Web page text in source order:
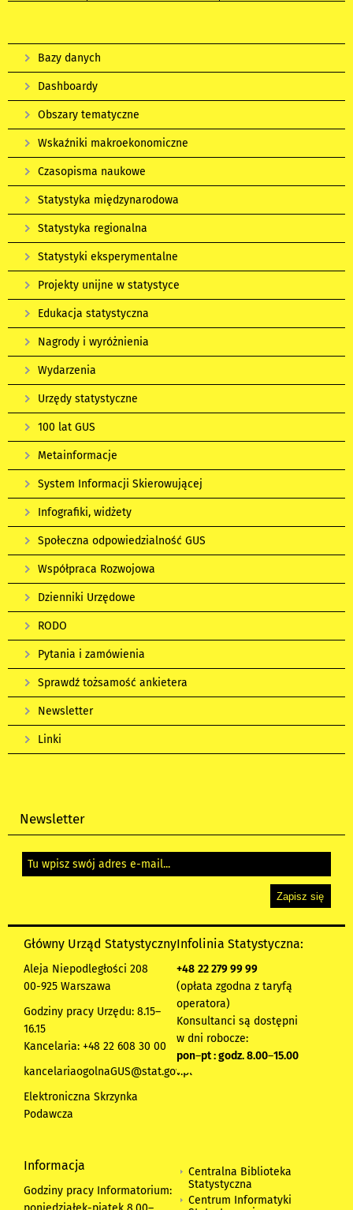
Bazy danych
Dashboardy
Obszary tematyczne
Wskaźniki makroekonomiczne
Czasopisma naukowe
Statystyka międzynarodowa
Statystyka regionalna
Statystyki eksperymentalne
Projekty unijne w statystyce
Edukacja statystyczna
Nagrody i wyróżnienia
Wydarzenia
Urzędy statystyczne
100 lat GUS
Metainformacje
System Informacji Skierowującej
Infografiki, widżety
Społeczna odpowiedzialność GUS
Współpraca Rozwojowa
Dzienniki Urzędowe
RODO
Pytania i zamówienia
Sprawdź tożsamość ankietera
Newsletter
Linki
Newsletter
Główny Urząd Statystyczny
Aleja Niepodległości 208
00-925 Warszawa
Godziny pracy Urzędu: 8.15–
16.15
Kancelaria: +48 22 608 30 00
kancelariaogolnaGUS@stat.gov.pl
Elektroniczna Skrzynka
Podawcza
Infolinia Statystyczna:
+48 22 279 99 99
(opłata zgodna z taryfą
operatora)
Konsultanci są dostępni
w dni robocze:
pon–pt : godz. 8.00–15.00
Informacja
Godziny pracy Informatorium:
Centralna Biblioteka
Statystyczna
Centrum Informatyki